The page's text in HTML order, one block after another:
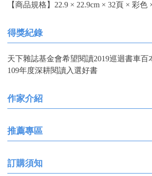
【商品規格】22.9 × 22.9cm × 32頁 × 彩色
得獎紀錄
天下雜誌基金會希望閱讀2019巡迴書車百
109年度深耕閱讀入選好書
作家介紹
推薦專區
訂購須知